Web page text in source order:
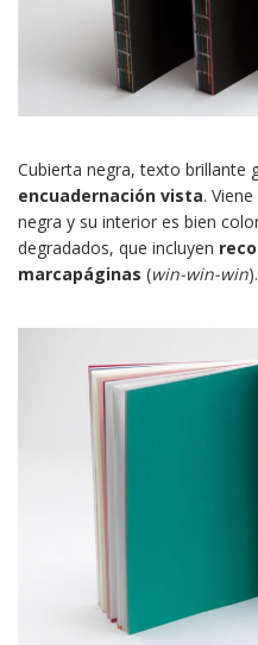
Cubierta negra, texto brillante
encuadernación vista.
negra y su interior es bien
degradados, que incluyen
marcapáginas (win-win-win).